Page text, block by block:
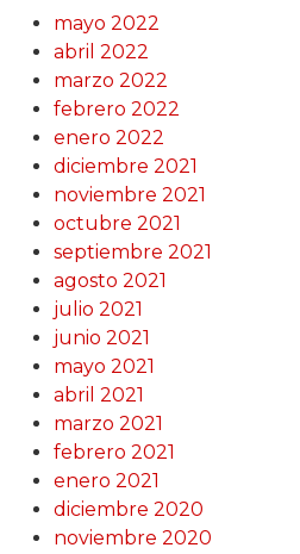
mayo 2022
abril 2022
marzo 2022
febrero 2022
enero 2022
diciembre 2021
noviembre 2021
octubre 2021
septiembre 2021
agosto 2021
julio 2021
junio 2021
mayo 2021
abril 2021
marzo 2021
febrero 2021
enero 2021
diciembre 2020
noviembre 2020